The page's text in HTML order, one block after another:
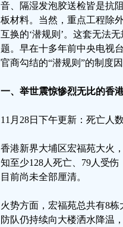
音、隔湿发泡胶送检皆是抗
板材料。当然，重点工程除
互换的‘潜规则’。这套无法
题。早在十多年前中央电视
官商勾结的“潜规则”的制度
一、举世震惊惨烈无比的香
11月28日下午更新：死亡人
香港新界大埔区宏福苑大火
知至少128人死亡、79人受
目前尚未全部厘清。
火势方面，宏福苑总共有8
防队仍持续向大楼洒水降温